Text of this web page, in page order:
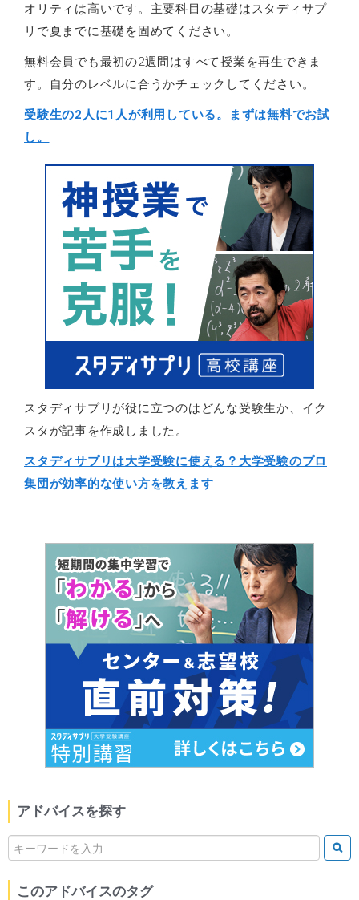
オリティは高いです。主要科目の基礎はスタディサプ
リで夏までに基礎を固めてください。
無料会員でも最初の2週間はすべて授業を再生できま
す。自分のレベルに合うかチェックしてください。
受験生の2人に1人が利用している。まずは無料でお試
し。
スタディサプリが役に立つのはどんな受験生か、イク
スタが記事を作成しました。
スタディサプリは大学受験に使える？大学受験のプロ
集団が効率的な使い方を教えます
アドバイスを探す
このアドバイスのタグ